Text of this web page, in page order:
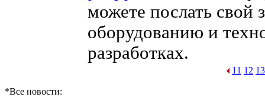
можете послать
оборудованию и
разработках.
11 12 13
*Все новости: